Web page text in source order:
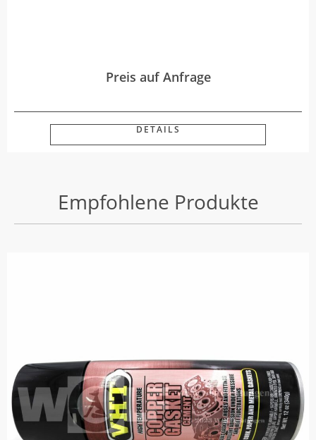
Preis auf Anfrage
DETAILS
Empfohlene Produkte